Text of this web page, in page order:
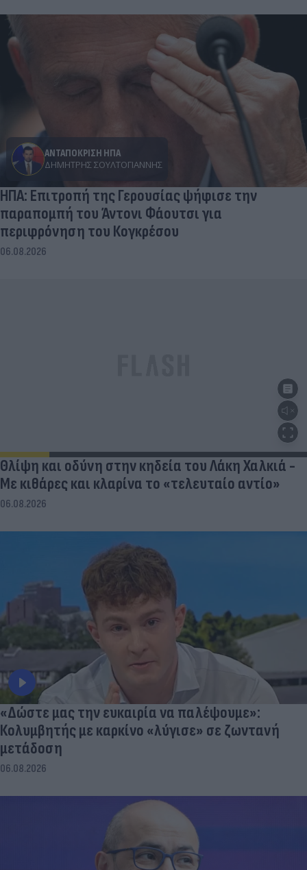
ΑΝΤΑΠΟΚΡΙΣΗ ΗΠΑ
ΔΗΜΉΤΡΗΣ ΣΟΥΛΤΟΓΙΆΝΝΗΣ
ΗΠΑ: Επιτροπή της Γερουσίας ψήφισε την
παραπομπή του Άντονι Φάουτσι για
περιφρόνηση του Κογκρέσου
06.08.2026
Θλίψη και οδύνη στην κηδεία του Λάκη Χαλκιά -
Με κιθάρες και κλαρίνα το «τελευταίο αντίο»
06.08.2026
«Δώστε μας την ευκαιρία να παλέψουμε»:
Κολυμβητής με καρκίνο «λύγισε» σε ζωντανή
μετάδοση
06.08.2026